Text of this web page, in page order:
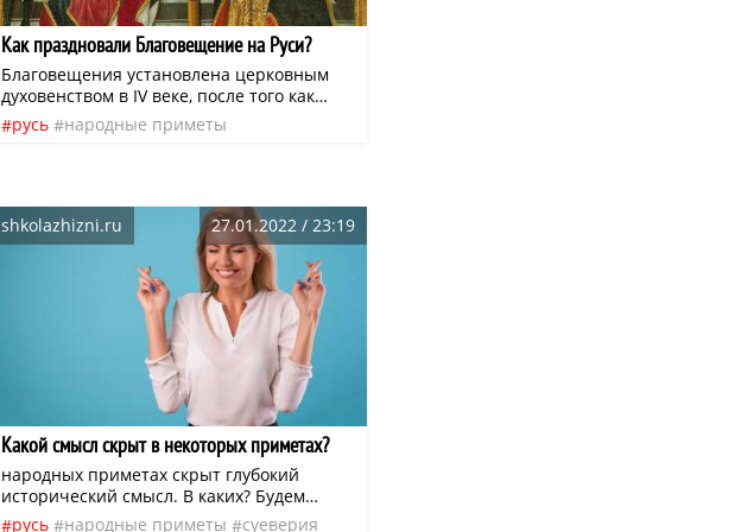
Как праздновали Благовещение на Руси?
Благовещения установлена церковным
духовенством в IV веке, после того как
самостоятельно стали чтить Рождество
Христово. Дату Благовещения высчитали,
связано много народных примет и
традиций.
русь
народные приметы
shkolazhizni.ru 27.01.2022 / 23:19
Какой смысл скрыт в некоторых приметах?
народных приметах скрыт глубокий
исторический смысл. В каких? Будем
разбираться вместе. Об этом каждый
русь народные приметы
суеверия